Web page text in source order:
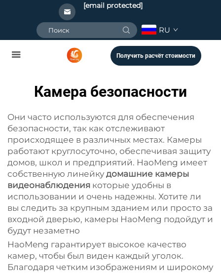
[email protected]
RU
Получить расчёт стоимости
Камера безопасности
Они часто используются для обеспечения
безопасности, так как отслеживают
происходящее в различных местах. Камеры
работают круглосуточно, обеспечивая защиту
домов, школ и предприятий. HaoMeng имеет
собственную линейку домашние камеры
видеонаблюдения которые удобны в
использовании и очень надежны. Хотите ли
вы следить за крупным зданием или просто за
входной дверью, камеры HaoMeng подойдут и
будут незаметно
HaoMeng гарантирует высокое качество
камер, чтобы был виден каждый уголок.
Благодаря четким изображениям и широкому